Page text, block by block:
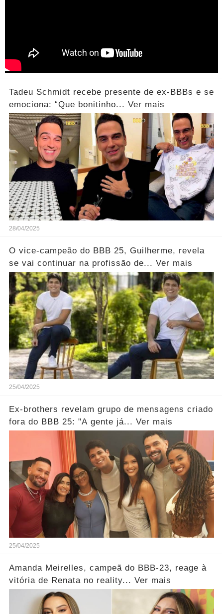
Tadeu Schmidt recebe presente de ex-BBBs e se
emociona: “Que bonitinho... Ver mais
28/04/2025
O vice-campeão do BBB 25, Guilherme, revela
se vai continuar na profissão de... Ver mais
25/04/2025
Ex-brothers revelam grupo de mensagens criado
fora do BBB 25: "A gente já... Ver mais
25/04/2025
Amanda Meirelles, campeã do BBB-23, reage à
vitória de Renata no reality... Ver mais